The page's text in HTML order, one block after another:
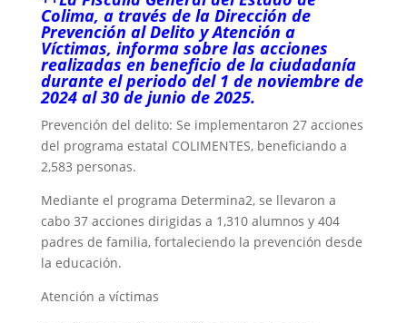
Colima, a través de la Dirección de
Prevención al Delito y Atención a
Víctimas, informa sobre las acciones
realizadas en beneficio de la ciudadanía
durante el periodo del 1 de noviembre de
2024 al 30 de junio de 2025.
Prevención del delito: Se implementaron 27 acciones
del programa estatal COLIMENTES, beneficiando a
2,583 personas.
Mediante el programa Determina2, se llevaron a
cabo 37 acciones dirigidas a 1,310 alumnos y 404
padres de familia, fortaleciendo la prevención desde
la educación.
Atención a víctimas